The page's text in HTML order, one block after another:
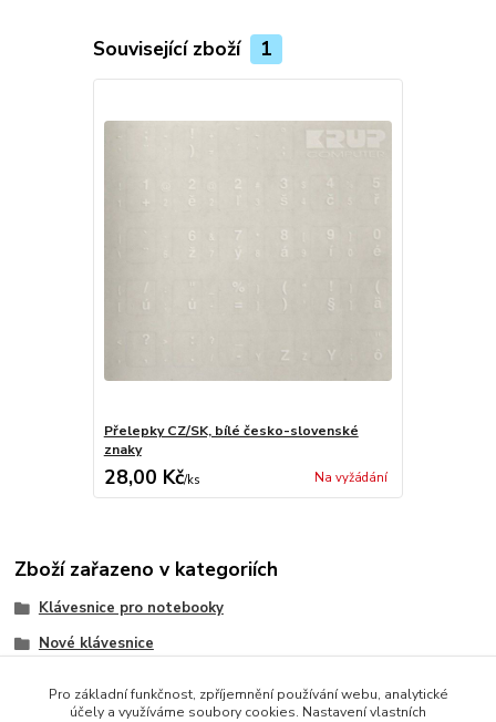
Související zboží 1
Přelepky CZ/SK, bílé česko-slovenské
znaky
28,00 Kč/ks Na vyžádání
Zboží zařazeno v kategoriích
Klávesnice pro notebooky
Nové klávesnice
Pro základní funkčnost, zpříjemnění používání webu, analytické
účely a využíváme soubory cookies. Nastavení vlastních